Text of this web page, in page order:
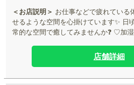
＜お店説明＞ お仕事などで疲れている体を 入った瞬間
せるような空間を心掛けています✨ 日頃の疲れを、当店の非日
常的な空間で癒してみませんか❓ ♡加湿器 ホットマットあり
ます♡ 施術中に使う一番重要なのがオイルですよね☆彡 オイ
ルは水溶性（無香料）と植物性由来の
ットオイルにして 体も心も癒していきます❣ ホットオイルで施
店舗詳細